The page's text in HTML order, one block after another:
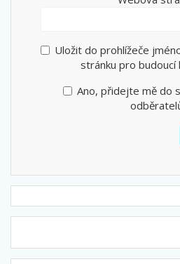
Uložit do prohlížeče
stránku pro budoucí
Ano, přidejte mě do